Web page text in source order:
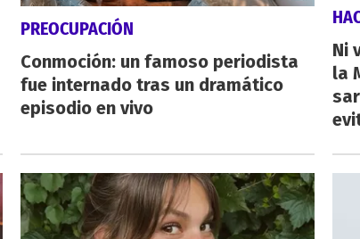
PREOCUPACIÓN
Conmoción: un famoso periodista
fue internado tras un dramático
episodio en vivo
Ni
la